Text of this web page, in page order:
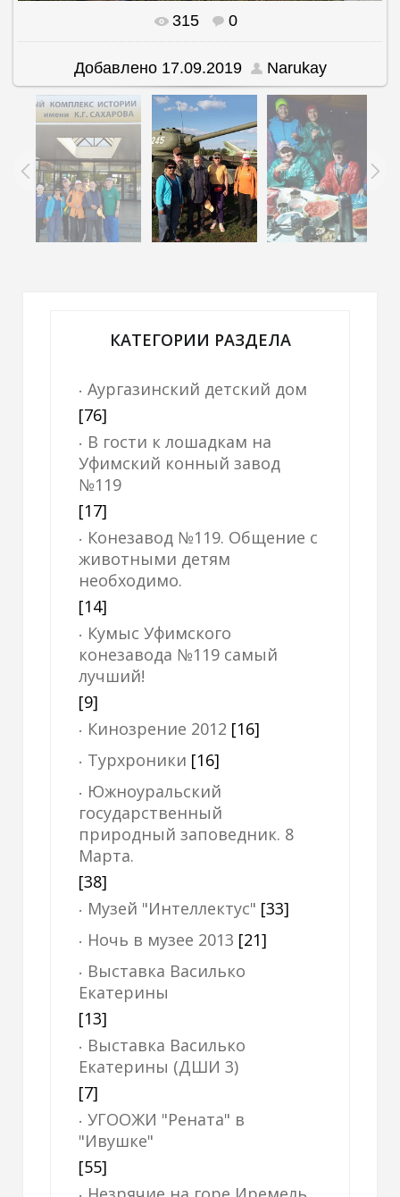
В реальном размере 1184x885
315 0
Добавлено17.09.2019 Narukay
КАТЕГОРИИ РАЗДЕЛА
Аургазинский детский дом
[76]
В гости к лошадкам на
Уфимский конный завод
№119
[17]
Конезавод №119. Общение с
животными детям
необходимо.
[14]
Кумыс Уфимского
конезавода №119 самый
лучший!
[9]
Кинозрение 2012 [16]
Турхроники [16]
Южноуральский
государственный
природный заповедник. 8
Марта.
[38]
Музей "Интеллектус" [33]
Ночь в музее 2013 [21]
Выставка Василько
Екатерины
[13]
Выставка Василько
Екатерины (ДШИ 3)
[7]
УГООЖИ "Рената" в
"Ивушке"
[55]